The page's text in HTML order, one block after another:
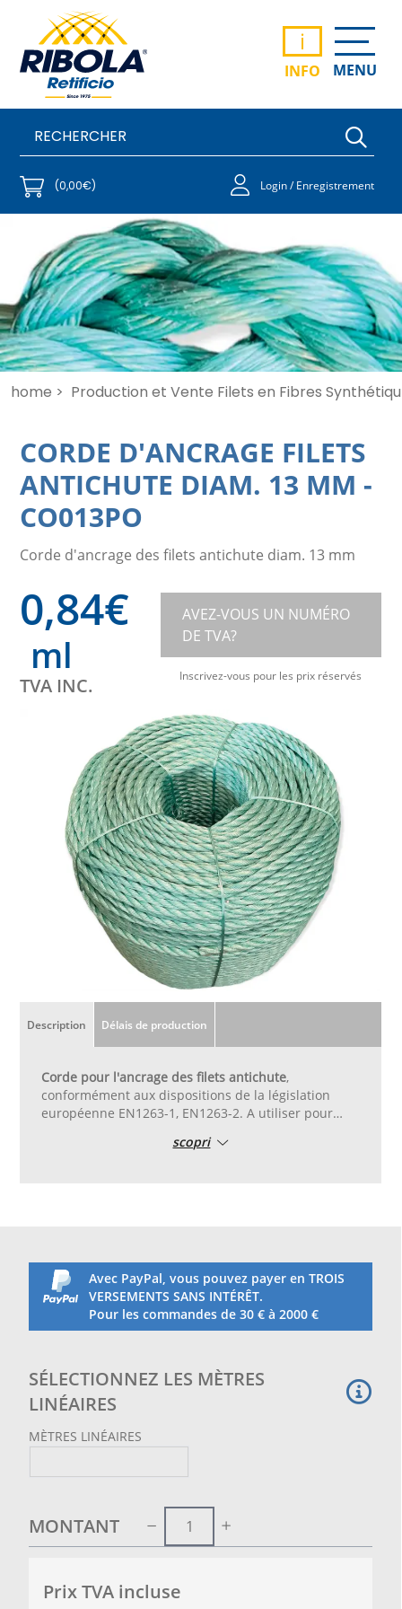
i
INFO MENU
(0,00€) Login / Enregistrement
home > Production et Vente Filets en Fibres
CORDE D'ANCRAGE FILETS
ANTICHUTE DIAM. 13 MM -
CO013PO
Corde d'ancrage des filets antichute diam. 13 mm
0,84€
ml
TVA INC.
AVEZ-VOUS UN NUMÉRO
DE TVA?
Inscrivez-vous pour les prix réservés
Description Délais de production
Corde pour l'ancrage des filets antichute,
conformément aux dispositions de la législation
européenne EN1263-1, EN1263-2. A utiliser pour
filets antichute selon le manuel d'instructions.
scopri
Avec PayPal, vous pouvez payer en TROIS
VERSEMENTS SANS INTÉRÊT.
Pour les commandes de 30 € à 2000 €
SÉLECTIONNEZ LES MÈTRES
LINÉAIRES
MÈTRES LINÉAIRES
MONTANT
Prix ​​TVA incluse